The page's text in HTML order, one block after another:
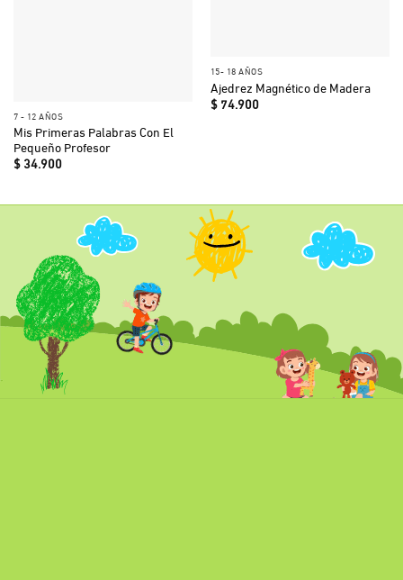
7 - 12 AÑOS
Mis Primeras Palabras Con El
Pequeño Profesor
$34.900
15- 18 AÑOS
Ajedrez Magnético de Madera
$74.900